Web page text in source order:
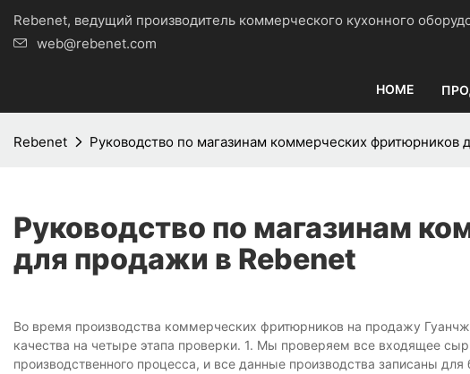
Rebenet, ведущий производитель коммерческого кухонного
web@rebenet.com
HOME
Rebenet Руководство по магазинам коммерческих фритюрников
Руководство по магазинам
для продажи в Rebenet
Во время производства коммерческих фритюрников на продажу
качества на четыре этапа проверки. 1. Мы проверяем все входящее
производственного процесса, и все данные производства записаны